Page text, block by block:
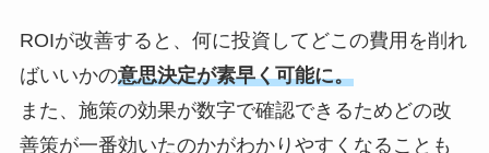
ROIが改善すると、何に投資してどこの費用を削れ
ばいいかの意思決定が素早く可能に。
また、施策の効果が数字で確認できるためどの改
善策が一番効いたのかがわかりやすくなることも